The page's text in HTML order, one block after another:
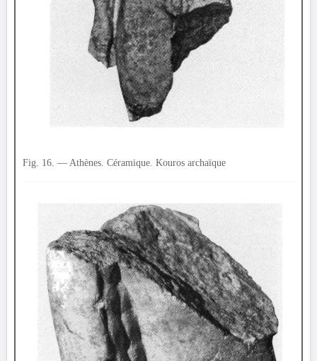
Fig. 16. — Athènes. Céramique. Kouros archaïque